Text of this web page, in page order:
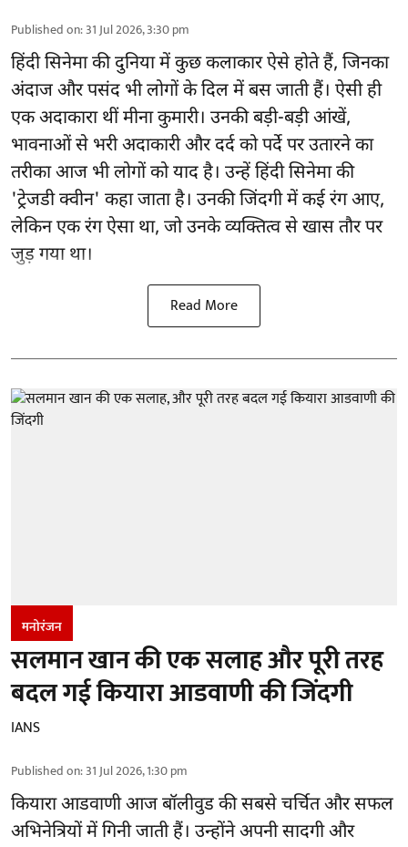
Published on:31 Jul 2026, 3:30 pm
हिंदी सिनेमा की दुनिया में कुछ कलाकार ऐसे होते हैं, जिनका
अंदाज और पसंद भी लोगों के दिल में बस जाती हैं। ऐसी ही
एक अदाकारा थीं मीना कुमारी। उनकी बड़ी-बड़ी आंखें,
भावनाओं से भरी अदाकारी और दर्द को पर्दे पर उतारने का
तरीका आज भी लोगों को याद है। उन्हें हिंदी सिनेमा की
'ट्रेजडी क्वीन' कहा जाता है। उनकी जिंदगी में कई रंग आए,
लेकिन एक रंग ऐसा था, जो उनके व्यक्तित्व से खास तौर पर
जुड़ गया था।
Read More
मनोरंजन
सलमान खान की एक सलाह और पूरी तरह
बदल गई कियारा आडवाणी की जिंदगी
IANS
Published on:31 Jul 2026, 1:30 pm
कियारा आडवाणी आज बॉलीवुड की सबसे चर्चित और सफल
अभिनेत्रियों में गिनी जाती हैं। उन्होंने अपनी सादगी और